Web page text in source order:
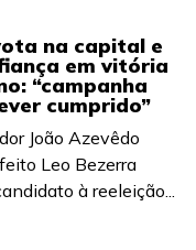
na capital e
em vitória
“campanha
cumprido”
João Azevêdo
Leo Bezerra
à reeleição...